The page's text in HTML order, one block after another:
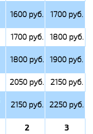
1600 руб. 1700 руб.
1700 руб.
1800 руб.
1800 руб. 1900 руб.
2050 руб.
2150 руб.
2150 руб. 2250 руб.
2 3